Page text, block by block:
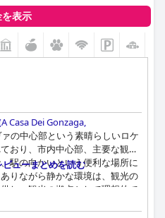
を表示
Casa Dei Gonzaga,
の中心部という素晴らしいロケ
おり、市内中心部、主要な観光
駅の向かいという便利な場所に
りながら静かな環境は、観光の
し、観光の拠点として理想的で
ューまとめを読む